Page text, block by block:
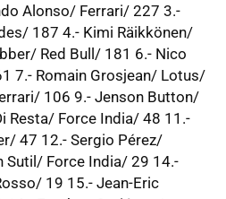
Alonso/ Ferrari/ 227 3.-
187 4.- Kimi Räikkönen/
Red Bull/ 181 6.- Nico
7.- Romain Grosjean/ Lotus/
106 9.- Jenson Button/
Resta/ Force India/ 48 11.-
47 12.- Sergio Pérez/
Sutil/ Force India/ 29 14.-
19 15.- Jean-Eric